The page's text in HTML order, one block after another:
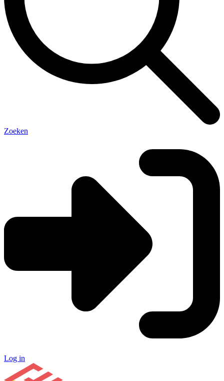
Zoeken
Log in